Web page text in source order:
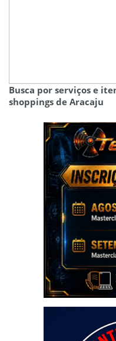
Busca por serviços e
shoppings de Aracaju